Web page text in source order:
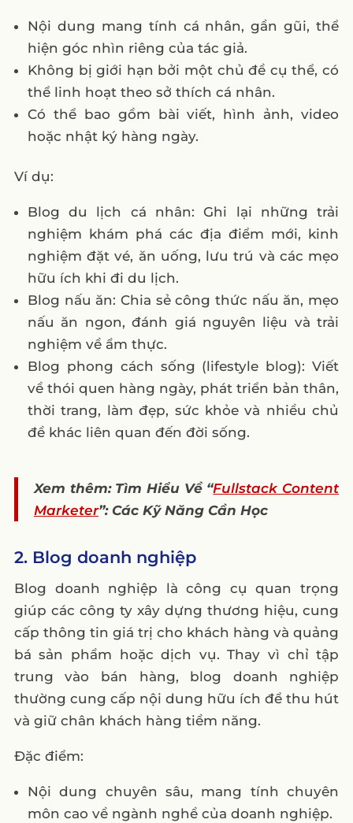
Nội dung mang tính cá nhân, gần gũi, thể
hiện góc nhìn riêng của tác giả.
Không bị giới hạn bởi một chủ đề cụ thể, có
thể linh hoạt theo sở thích cá nhân.
Có thể bao gồm bài viết, hình ảnh, video
hoặc nhật ký hàng ngày.
Ví dụ:
Blog du lịch cá nhân: Ghi lại những trải
nghiệm khám phá các địa điểm mới, kinh
nghiệm đặt vé, ăn uống, lưu trú và các mẹo
hữu ích khi đi du lịch.
Blog nấu ăn: Chia sẻ công thức nấu ăn, mẹo
nấu ăn ngon, đánh giá nguyên liệu và trải
nghiệm về ẩm thực.
Blog phong cách sống (lifestyle blog): Viết
về thói quen hàng ngày, phát triển bản thân,
thời trang, làm đẹp, sức khỏe và nhiều chủ
đề khác liên quan đến đời sống.
Xem thêm: Tìm Hiểu Về “Fullstack Content
Marketer”: Các Kỹ Năng Cần Học
2. Blog doanh nghiệp
Blog doanh nghiệp là công cụ quan trọng
giúp các công ty xây dựng thương hiệu, cung
cấp thông tin giá trị cho khách hàng và quảng
bá sản phẩm hoặc dịch vụ. Thay vì chỉ tập
trung vào bán hàng, blog doanh nghiệp
thường cung cấp nội dung hữu ích để thu hút
và giữ chân khách hàng tiềm năng.
Đặc điểm:
Nội dung chuyên sâu, mang tính chuyên
môn cao về ngành nghề của doanh nghiệp.